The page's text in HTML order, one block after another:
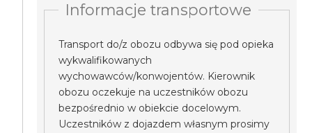
Informacje transportowe
Transport do/z obozu odbywa się pod opieka
wykwalifikowanych
wychowawców/konwojentów. Kierownik
obozu oczekuje na uczestników obozu
bezpośrednio w obiekcie docelowym.
Uczestników z dojazdem własnym prosimy